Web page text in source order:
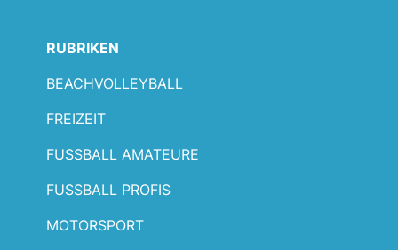
RUBRIKEN
BEACHVOLLEYBALL
FREIZEIT
FUSSBALL AMATEURE
FUSSBALL PROFIS
MOTORSPORT